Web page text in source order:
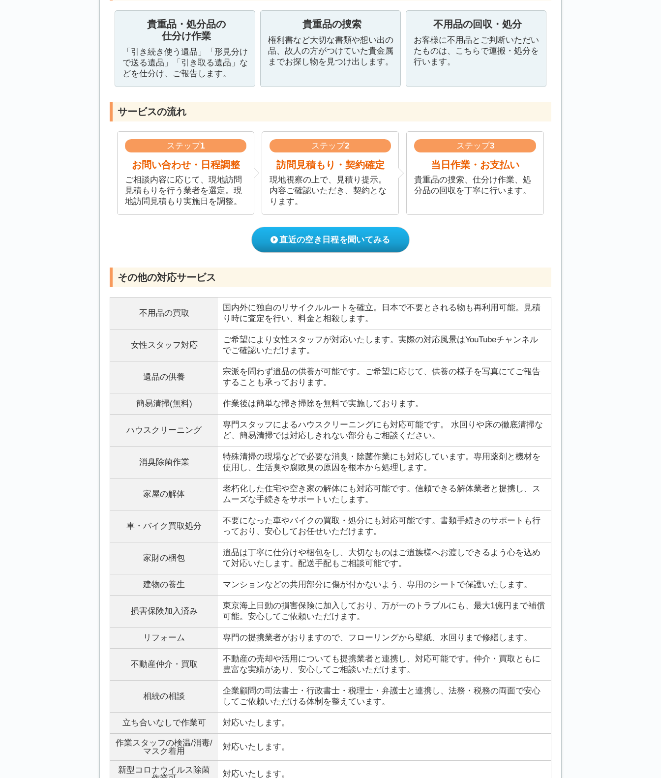
貴重品・処分品の
仕分け作業
「引き続き使う遺品」「形見分け
で送る遺品」「引き取る遺品」な
どを仕分け、ご報告します。
貴重品の捜索
権利書など大切な書類や想い出の
品、故人の方がつけていた貴金属
までお探し物を見つけ出します。
不用品の回収・処分
お客様に不用品とご判断いただい
たものは、こちらで運搬・処分を
行います。
サービスの流れ
ステップ1
お問い合わせ・日程調整
ご相談内容に応じて、現地訪問
見積もりを行う業者を選定。現
地訪問見積もり実施日を調整。
ステップ2
訪問見積もり・契約確定
現地視察の上で、見積り提示。
内容ご確認いただき、契約とな
ります。
ステップ3
当日作業・お支払い
貴重品の捜索、仕分け作業、処
分品の回収を丁寧に行います。
直近の空き日程を聞いてみる
その他の対応サービス
不用品の買取
国内外に独自のリサイクルルートを確立。日本で不要とされる物も再利用可能。見積
り時に査定を行い、料金と相殺します。
女性スタッフ対応
ご希望により女性スタッフが対応いたします。実際の対応風景はYouTubeチャンネル
でご確認いただけます。
遺品の供養
宗派を問わず遺品の供養が可能です。ご希望に応じて、供養の様子を写真にてご報告
することも承っております。
簡易清掃(無料) 作業後は簡単な掃き掃除を無料で実施しております。
ハウスクリーニング
専門スタッフによるハウスクリーニングにも対応可能です。 水回りや床の徹底清掃な
ど、簡易清掃では対応しきれない部分もご相談ください。
消臭除菌作業
特殊清掃の現場などで必要な消臭・除菌作業にも対応しています。専用薬剤と機材を
使用し、生活臭や腐敗臭の原因を根本から処理します。
家屋の解体
老朽化した住宅や空き家の解体にも対応可能です。信頼できる解体業者と提携し、ス
ムーズな手続きをサポートいたします。
車・バイク買取処分
不要になった車やバイクの買取・処分にも対応可能です。書類手続きのサポートも行
っており、安心してお任せいただけます。
家財の梱包
遺品は丁寧に仕分けや梱包をし、大切なものはご遺族様へお渡しできるよう心を込め
て対応いたします。配送手配もご相談可能です。
建物の養生 マンションなどの共用部分に傷が付かないよう、専用のシートで保護いたします。
損害保険加入済み
東京海上日動の損害保険に加入しており、万が一のトラブルにも、最大1億円まで補償
可能。安心してご依頼いただけます。
リフォーム 専門の提携業者がおりますので、フローリングから壁紙、水回りまで修繕します。
不動産仲介・買取
不動産の売却や活用についても提携業者と連携し、対応可能です。仲介・買取ともに
豊富な実績があり、安心してご相談いただけます。
相続の相談
企業顧問の司法書士・行政書士・税理士・弁護士と連携し、法務・税務の両面で安心
してご依頼いただける体制を整えています。
立ち合いなしで作業可 対応いたします。
作業スタッフの検温/消毒/
マスク着用
対応いたします。
新型コロナウイルス除菌
対応いたします。